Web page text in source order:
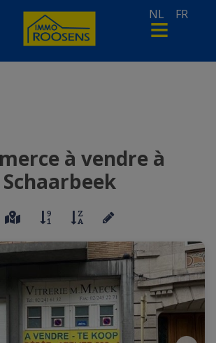
NL FR
à vendre à
Schaarbeek